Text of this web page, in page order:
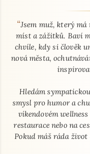
O mně - seznamka
“Jsem muž, který
míst a zážitků. Baví
chvíle, kdy si člověk
nová města,
Hledám
smysl pro humor a
víkendovém
restaurace nebo na
Pokud máš ráda